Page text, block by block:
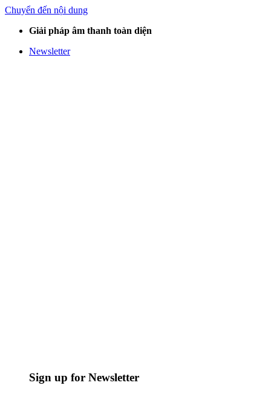
Chuyển đến nội dung
Giải pháp âm thanh toàn diện
Newsletter
Sign up for Newsletter